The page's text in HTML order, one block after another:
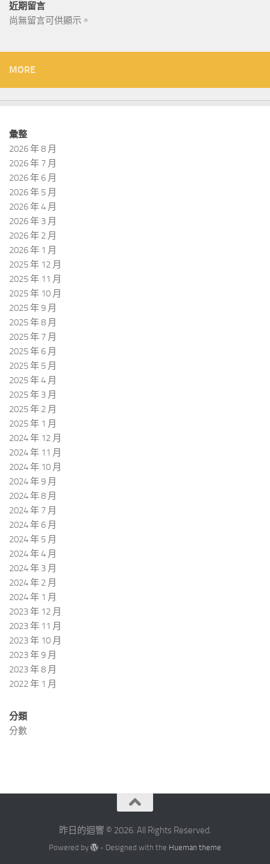
近期留言
尚無留言可供顯示。
MORE
彙整
2026 年 8 月
2026 年 7 月
2026 年 6 月
2026 年 5 月
2026 年 4 月
2026 年 3 月
2026 年 2 月
2026 年 1 月
2025 年 12 月
2025 年 11 月
2025 年 10 月
2025 年 9 月
2025 年 8 月
2025 年 7 月
2025 年 6 月
2025 年 5 月
2025 年 4 月
2025 年 3 月
2025 年 2 月
2025 年 1 月
2024 年 12 月
2024 年 11 月
2024 年 10 月
2024 年 9 月
2024 年 8 月
2024 年 7 月
2024 年 6 月
2024 年 5 月
2024 年 4 月
2024 年 3 月
2024 年 2 月
2024 年 1 月
2023 年 12 月
2023 年 11 月
2023 年 10 月
2023 年 9 月
2023 年 8 月
2022 年 1 月
分類
分數
昨日的迴響 © 2026. All Rights Reserved.
Powered by - Designed with the Hueman theme